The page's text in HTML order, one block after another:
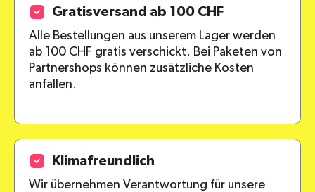
Gratisversand ab 100 CHF
Alle Bestellungen aus unserem Lager werden
ab 100 CHF gratis verschickt. Bei Paketen von
Partnershops können zusätzliche Kosten
anfallen.
Klimafreundlich
Wir übernehmen Verantwortung für unsere